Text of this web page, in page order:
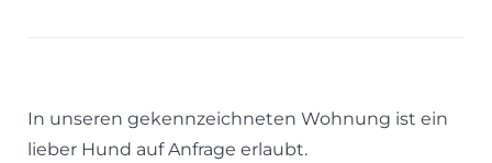
In unseren gekennzeichneten Wohnung ist ein
lieber Hund auf Anfrage erlaubt.